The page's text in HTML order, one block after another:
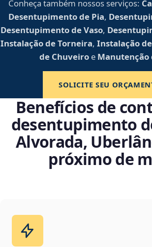
Conheça também nossos serviços:
Desentupimento de Pia,
Desentupimento de Vaso,
Instalação de Torneira, Instalação
de Chuveiro e Manutenção
SOLICITE SEU
Benefícios de
desentupimento
Alvorada,
próximo de